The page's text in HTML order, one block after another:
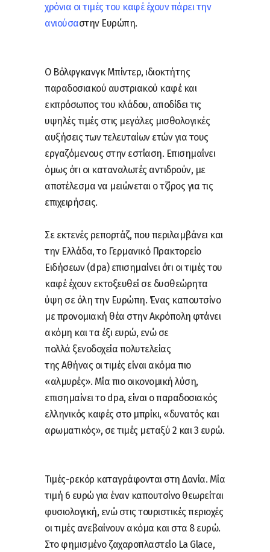
χρόνια οι τιμές του καφέ έχουν πάρει την
ανιούσαστην Ευρώπη.
Ο Βόλφγκανγκ Μπίντερ, ιδιοκτήτης
παραδοσιακού αυστριακού καφέ και
εκπρόσωπος του κλάδου, αποδίδει τις
υψηλές τιμές στις μεγάλες μισθολογικές
αυξήσεις των τελευταίων ετών για τους
εργαζόμενους στην εστίαση. Επισημαίνει
όμως ότι οι καταναλωτές αντιδρούν, με
αποτέλεσμα να μειώνεται ο τζίρος για τις
επιχειρήσεις.
Σε εκτενές ρεπορτάζ, που περιλαμβάνει και
την Ελλάδα, το Γερμανικό Πρακτορείο
Ειδήσεων (dpa) επισημαίνει ότι οι τιμές του
καφέ έχουν εκτοξευθεί σε δυσθεώρητα
ύψη σε όλη την Ευρώπη. Ένας καπουτσίνο
με προνομιακή θέα στην Ακρόπολη φτάνει
ακόμη και τα έξι ευρώ, ενώ σε
πολλά ξενοδοχεία πολυτελείας
της Αθήνας οι τιμές είναι ακόμα πιο
«αλμυρές». Μία πιο οικονομική λύση,
επισημαίνει το dpa, είναι ο παραδοσιακός
ελληνικός καφές στο μπρίκι, «δυνατός και
αρωματικός», σε τιμές μεταξύ 2 και 3 ευρώ.
Τιμές-ρεκόρ καταγράφονται στη Δανία. Μία
τιμή 6 ευρώ για έναν καπουτσίνο θεωρείται
φυσιολογική, ενώ στις τουριστικές περιοχές
οι τιμές ανεβαίνουν ακόμα και στα 8 ευρώ.
Στο φημισμένο ζαχαροπλαστείο La Glace,